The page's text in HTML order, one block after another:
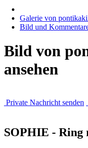
Galerie von
Bild und
Bild von
ansehen
Private Nachricht senden
SOPHIE -